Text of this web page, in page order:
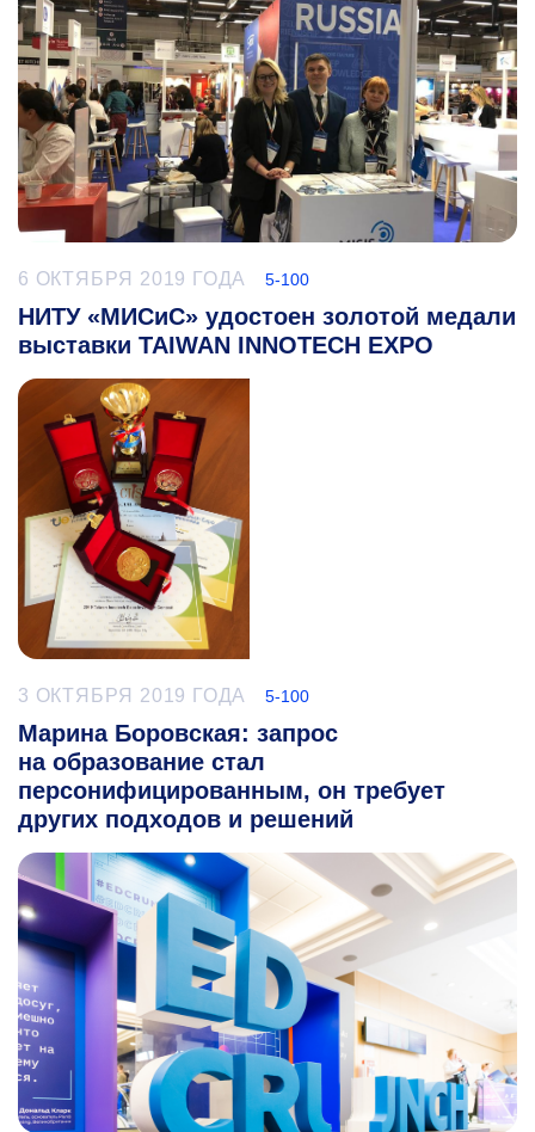
6 ОКТЯБРЯ 2019 ГОДА 5-100
НИТУ «МИСиС» удостоен золотой медали
выставки TAIWAN INNOTECH EXPO
3 ОКТЯБРЯ 2019 ГОДА 5-100
Марина Боровская: запрос
на образование стал
персонифицированным, он требует
других подходов и решений